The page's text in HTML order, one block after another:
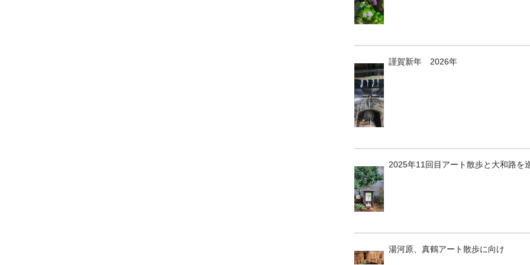
謹賀新年 2026年
2025年11回目アート散歩と大和路を
湯河原、真鶴アート散歩に向け